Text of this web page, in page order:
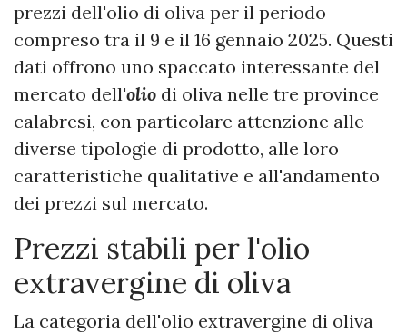
prezzi dell'olio di oliva per il periodo
compreso tra il 9 e il 16 gennaio 2025. Questi
dati offrono uno spaccato interessante del
mercato dell'olio di oliva nelle tre province
calabresi, con particolare attenzione alle
diverse tipologie di prodotto, alle loro
caratteristiche qualitative e all'andamento
dei prezzi sul mercato.
Prezzi stabili per l'olio
extravergine di oliva
La categoria dell'olio extravergine di oliva